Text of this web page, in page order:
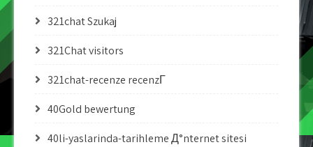
321chat Szukaj
321Chat visitors
321chat-recenze recenzГ­
40Gold bewertung
40li-yaslarinda-tarihleme Д°nternet sitesi